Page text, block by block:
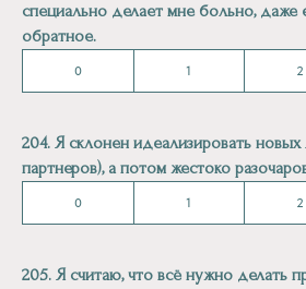
специально делает мне больно, даже
обратное.
0 1 2
204. Я склонен идеализировать
партнеров), а потом жестоко
0 1 2
205. Я считаю, что всё нужно делать